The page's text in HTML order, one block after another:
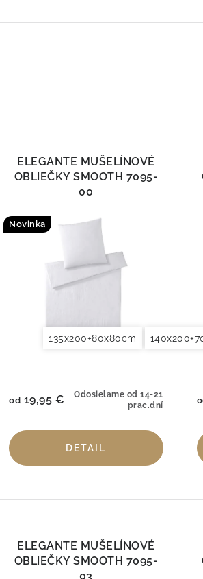
ELEGANTE MUŠELÍNOVÉ
OBLIEČKY SMOOTH 7095-
00
Novinka
135x200+80x80cm
Odosielame od 14-21
prac.dní
od 19,95 €
DETAIL
ELEGANTE MUŠELÍNOVÉ
OBLIEČKY SMOOTH 7095-
03